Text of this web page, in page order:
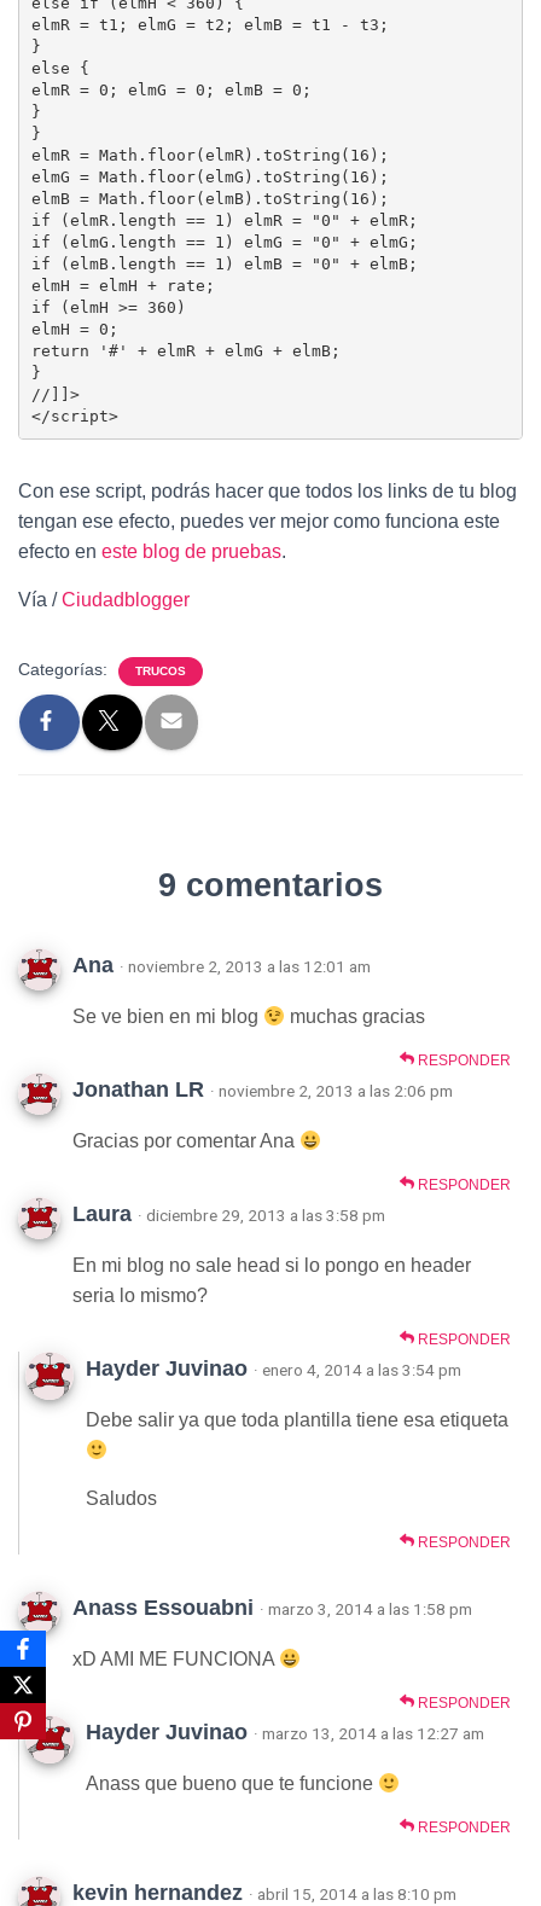
elmR = t1; elmG = t2; elmB = t1 - t3;
}
else {
elmR = 0; elmG = 0; elmB = 0;
}
}
elmR = Math.floor(elmR).toString(16);
elmG = Math.floor(elmG).toString(16);
elmB = Math.floor(elmB).toString(16);
if (elmR.length == 1) elmR = "0" + elmR;
if (elmG.length == 1) elmG = "0" + elmG;
if (elmB.length == 1) elmB = "0" + elmB;
elmH = elmH + rate;
if (elmH >= 360)
elmH = 0;
return '#' + elmR + elmG + elmB;
}
//]]>
</script>
Con ese script, podrás hacer que todos los links de tu blog
tengan ese efecto, puedes ver mejor como funciona este
efecto en este blog de pruebas.
Vía /Ciudadblogger
Categorías: TRUCOS
9 comentarios
Ana · noviembre 2, 2013 a las 12:01 am
Se ve bien en mi blog muchas gracias
RESPONDER
Jonathan LR · noviembre 2, 2013 a las 2:06 pm
Gracias por comentar Ana
RESPONDER
Laura · diciembre 29, 2013 a las 3:58 pm
En mi blog no sale head si lo pongo en header
seria lo mismo?
RESPONDER
Hayder Juvinao · enero 4, 2014 a las 3:54 pm
Debe salir ya que toda plantilla tiene esa etiqueta
Saludos
RESPONDER
Anass Essouabni · marzo 3, 2014 a las 1:58 pm
xD AMI ME FUNCIONA
RESPONDER
Hayder Juvinao · marzo 13, 2014 a las 12:27 am
Anass que bueno que te funcione
RESPONDER
kevin hernandez · abril 15, 2014 a las 8:10 pm